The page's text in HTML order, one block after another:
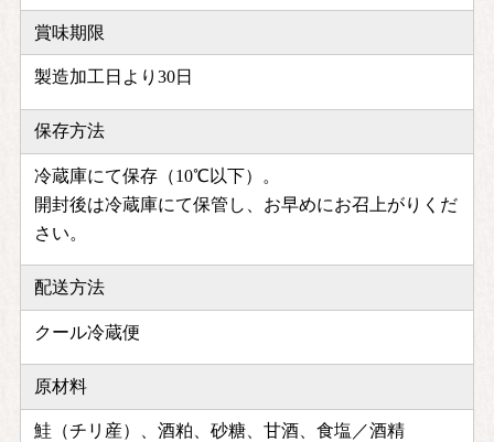
賞味期限
製造加工日より30日
保存方法
冷蔵庫にて保存（10℃以下）。
開封後は冷蔵庫にて保管し、お早めにお召上がりくだ
さい。
配送方法
クール冷蔵便
原材料
鮭（チリ産）、酒粕、砂糖、甘酒、食塩／酒精